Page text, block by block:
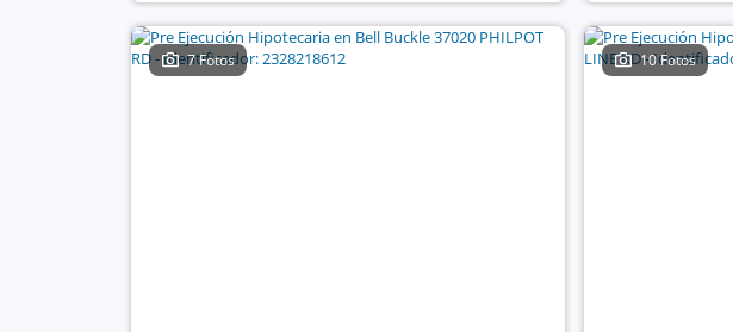
7 Fotos 10 Fotos